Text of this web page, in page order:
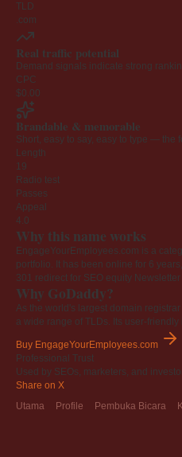
TLD
.com
Real traffic potential
Demand signals indicate strong
CPC
$0.00
Brandable & memorable
Short, easy to say, easy to type — the
Length
19
Radio test
Passes
Appeal
4.0
Why this name works
EngageYourEmployees.com is a
portfolio. It has been online for 6
301 redirect for SEO equity
Why GoDaddy?
As the world's largest domain registrar
a wide range of TLDs. Its user-
Buy EngageYourEmployees.com
Professional Trust
Used by SEOs, marketers, and
Share on X
Utama
Profile Pembuka Bicara